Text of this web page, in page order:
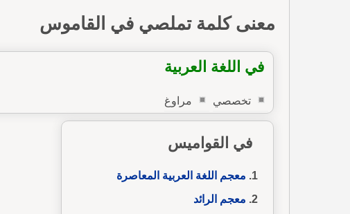
معنى كلمة تملصي في القاموس
في اللغة العربية
تخصصي مراوغ
في القواميس
معجم اللغة العربية المعاصرة
معجم الرائد